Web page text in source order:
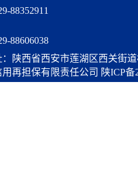
88352911
88606038
用再担保有限责任公司 陕ICP备
：陕西省西安市莲湖区西关街